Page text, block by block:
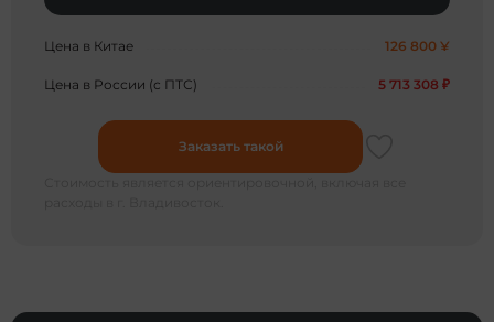
Цена в Китае 126 800 ¥
Цена в России (с ПТС) 5 713 308 ₽
Заказать такой